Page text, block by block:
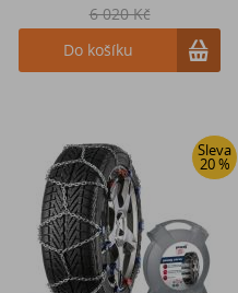
6 020 Kč
Do košíku
Sleva
20 %